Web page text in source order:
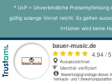
* UvP = Unverbindliche Preisempfehlung
gültig solange Vorrat reicht. Es gelten
Irrtümer wird keine